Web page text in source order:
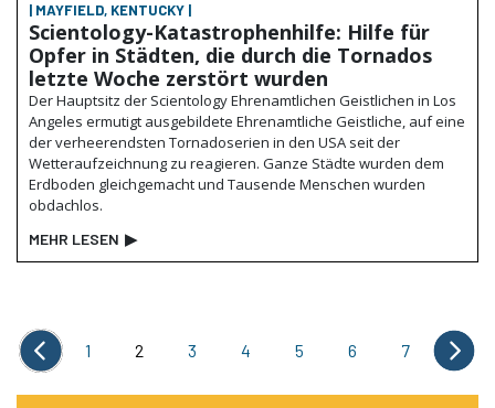
| MAYFIELD, KENTUCKY |
Scientology-Katastrophenhilfe: Hilfe für
Opfer in Städten, die durch die Tornados
letzte Woche zerstört wurden
Der Hauptsitz der Scientology Ehrenamtlichen Geistlichen in Los
Angeles ermutigt ausgebildete Ehrenamtliche Geistliche, auf eine
der verheerendsten Tornadoserien in den USA seit der
Wetteraufzeichnung zu reagieren. Ganze Städte wurden dem
Erdboden gleichgemacht und Tausende Menschen wurden
obdachlos.
MEHR LESEN ▶
1 2 3 4 5 6 7